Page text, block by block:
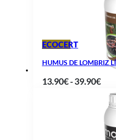
ECOCERT
HUMUS DE LOMBRIZ
13.90€ - 39.90€
de